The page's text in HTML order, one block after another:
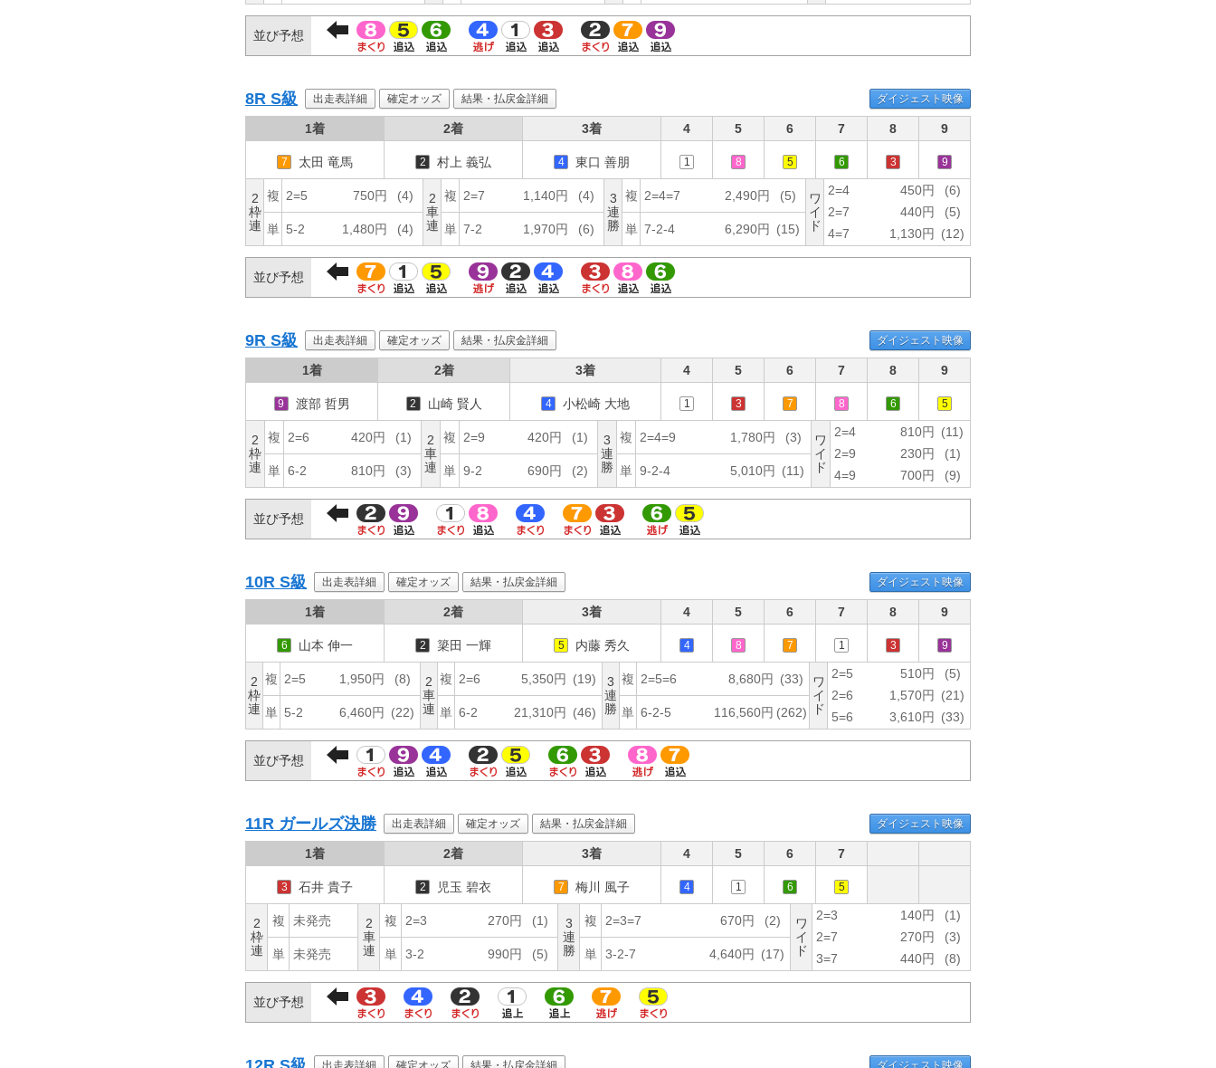
並び予想
8R S級 出走表詳細 確定オッズ 結果・払戻金詳細 ダイジェスト映像
1着 2着 3着 4 5 6 7 8 9
7 太田 竜馬 2 村上 義弘 4 東口 善朋 1 8 5 6 3 9
2
枠
連
複 2=5 750円 (4)
2
車
連
複 2=7 1,140円 (4)
3
連
勝
複 2=4=7 2,490円 (5)
ワ
イ
ド
2=4 450円
(6)
2=7
440円
(5)
4=7
1,130円 (12)
単 5-2 1,480円 (4) 単 7-2 1,970円 (6) 単 7-2-4 6,290円 (15)
並び予想
9R S級 出走表詳細 確定オッズ 結果・払戻金詳細 ダイジェスト映像
1着 2着 3着 4 5 6 7 8 9
9 渡部 哲男 2 山崎 賢人 4 小松崎 大地 1 3 7 8 6 5
2
枠
連
複 2=6 420円 (1)
2
車
連
複 2=9 420円 (1)
3
連
勝
複 2=4=9 1,780円 (3)
ワ
イ
ド
2=4 810円
(11)
2=9
230円
(1)
4=9
700円 (9)
単 6-2 810円 (3) 単 9-2 690円 (2) 単 9-2-4 5,010円 (11)
並び予想
10R S級 出走表詳細 確定オッズ 結果・払戻金詳細 ダイジェスト映像
1着 2着 3着 4 5 6 7 8 9
6 山本 伸一 2 簗田 一輝 5 内藤 秀久 4 8 7 1 3 9
2
枠
連
複 2=5 1,950円 (8)
2
車
連
複 2=6 5,350円 (19)
3
連
勝
複 2=5=6 8,680円 (33)
ワ
イ
ド
2=5 510円
(5)
2=6
1,570円
(21)
5=6
3,610円 (33)
単 5-2 6,460円 (22) 単 6-2 21,310円 (46) 単 6-2-5 116,560円 (262)
並び予想
11R ガールズ決勝 出走表詳細 確定オッズ 結果・払戻金詳細 ダイジェスト映像
1着 2着 3着 4 5 6 7
3 石井 貴子 2 児玉 碧衣 7 梅川 風子 4 1 6 5
2
枠
連
複 未発売
2
車
連
複 2=3 270円 (1)
3
連
勝
複 2=3=7 670円 (2)
ワ
イ
ド
2=3 140円
(1)
2=7
270円
(3)
3=7
440円 (8)
単 未発売 単 3-2 990円 (5) 単 3-2-7 4,640円 (17)
並び予想
出走表詳細 確定オッズ 結果・払戻金詳細 ダイジェスト映像